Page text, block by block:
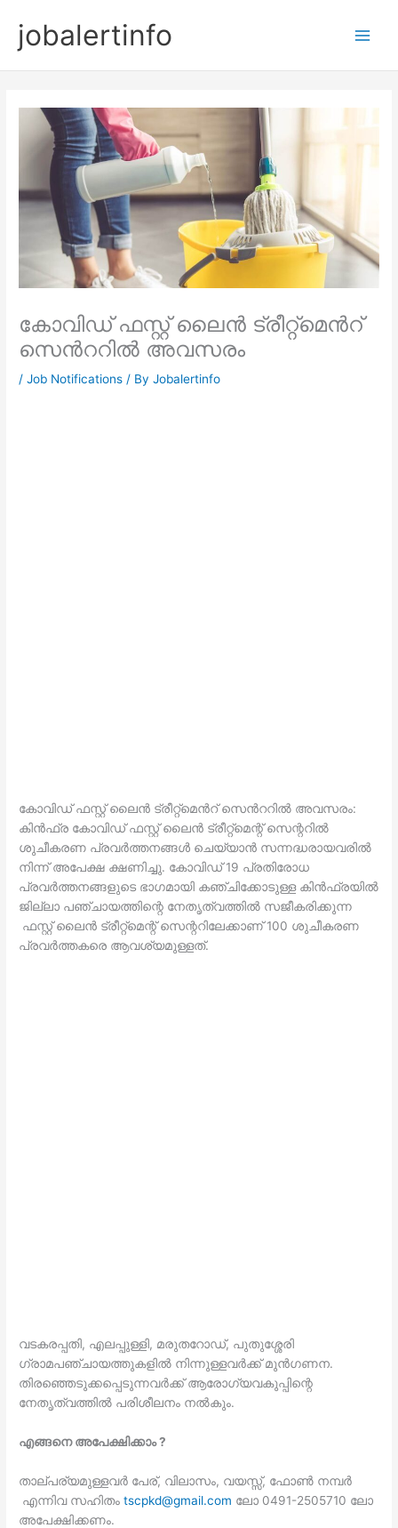
contentjobalertinfo
കോവിഡ് ഫസ്റ്റ് ലൈന്‍ ട്രീറ്റ്മെന്‍റ്
സെന്‍ററില്‍ അവസരം
/Job Notifications / ByJobalertinfo
കോവിഡ് ഫസ്റ്റ് ലൈന്‍ ട്രീറ്റ്മെന്‍റ് സെന്‍ററില്‍ അവസരം:
കിന്‍ഫ്ര കോവിഡ് ഫസ്റ്റ് ലൈന്‍ ട്രീറ്റ്മെന്റ് സെന്ററില്‍
ശുചീകരണ പ്രവര്‍ത്തനങ്ങള്‍ ചെയ്യാന്‍ സന്നദ്ധരായവരില്‍
നിന്ന് അപേക്ഷ ക്ഷണിച്ചു. കോവിഡ് 19 പ്രതിരോധ
പ്രവര്‍ത്തനങ്ങളുടെ ഭാഗമായി കഞ്ചിക്കോടുള്ള കിന്‍ഫ്രയില്‍
ജില്ലാ പഞ്ചായത്തിന്റെ നേതൃത്വത്തില്‍ സജീകരിക്കുന്ന
ഫസ്റ്റ് ലൈന്‍ ട്രീറ്റ്മെന്റ് സെന്ററിലേക്കാണ് 100 ശുചീകരണ
പ്രവര്‍ത്തകരെ ആവശ്യമുള്ളത്.
വടകരപ്പതി, എലപ്പുള്ളി, മരുതറോഡ്, പുതുശ്ശേരി
ഗ്രാമപഞ്ചായത്തുകളില്‍ നിന്നുള്ളവര്‍ക്ക് മുന്‍ഗണന.
തിരഞ്ഞെടുക്കപ്പെടുന്നവര്‍ക്ക് ആരോഗ്യവകുപ്പിന്റെ
നേതൃത്വത്തില്‍ പരിശീലനം നല്‍കും.
എങ്ങനെ അപേക്ഷിക്കാം ?
താല്പര്യമുള്ളവര്‍ പേര്, വിലാസം, വയസ്സ്, ഫോണ്‍ നമ്പര്‍
എന്നിവ സഹിതംtscpkd@gmail.com ലോ 0491-2505710 ലോ
അപേക്ഷിക്കണം.